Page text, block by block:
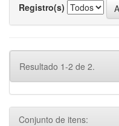
Registro(s)
Resultado 1-2 de 2.
Conjunto de itens: